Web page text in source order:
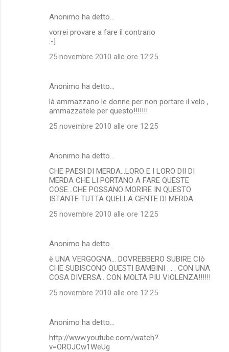
Anonimo ha detto…
vorrei provare a fare il contrario
:-]
25 novembre 2010 alle ore 12:25
Anonimo ha detto…
là ammazzano le donne per non portare il velo ,
ammazzatele per questo!!!!!!!
25 novembre 2010 alle ore 12:25
Anonimo ha detto…
CHE PAESI DI MERDA...LORO E I LORO DII DI
MERDA CHE LI PORTANO A FARE QUESTE
COSE...CHE POSSANO MORIRE IN QUESTO
ISTANTE TUTTA QUELLA GENTE DI MERDA...
25 novembre 2010 alle ore 12:25
Anonimo ha detto…
è UNA VERGOGNA... DOVREBBERO SUBIRE CIò
CHE SUBISCONO QUESTI BAMBINI . . . CON UNA
COSA DIVERSA.. CON MOLTA PIU VIOLENZA!!!!!!
25 novembre 2010 alle ore 12:25
Anonimo ha detto…
http://www.youtube.com/watch?
v=OROJCw1WeUg